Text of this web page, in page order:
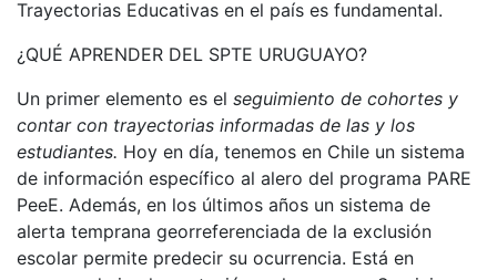
Trayectorias Educativas en el país es fundamental.
¿QUÉ APRENDER DEL SPTE URUGUAYO?
Un primer elemento es el seguimiento de cohortes y
contar con trayectorias informadas de las y los
estudiantes. Hoy en día, tenemos en Chile un sistema
de información específico al alero del programa PARE
PeeE. Además, en los últimos años un sistema de
alerta temprana georreferenciada de la exclusión
escolar permite predecir su ocurrencia. Está en